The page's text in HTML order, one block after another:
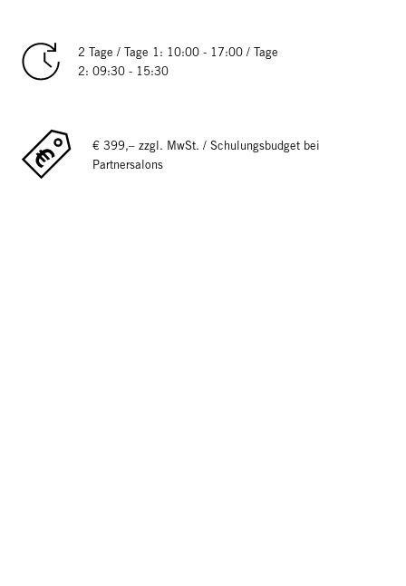
2 Tage / Tage 1: 10:00 - 17:00 / Tage
2: 09:30 - 15:30
€ 399,– zzgl. MwSt. / Schulungsbudget bei
Partnersalons